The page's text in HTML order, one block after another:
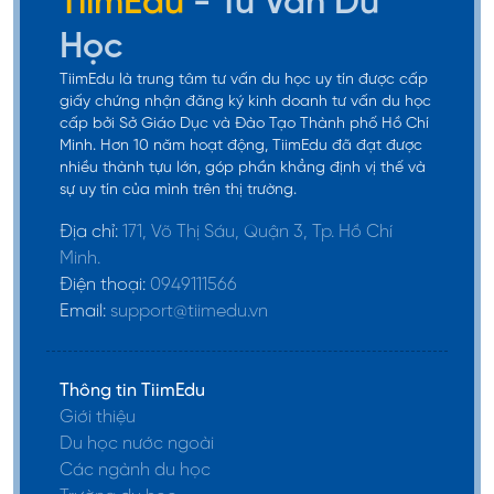
Chương trình AP tạo điều kiện cho học sinh trung
học tiếp cận với kiến thức, phương pháp học tập ở
bậc đại học, giúp các em làm quen với môi trường
học thuật chuyên sâu hơn. Bên cạnh đó, chương
trình còn rèn luyện cho học sinh những kỹ năng tư
duy phản biện, khả năng nghiên cứu độc lập, giải
quyết vấn đề một cách hiệu quả. Từ đó, học sinh
sẽ tự tin hơn khi bước vào môi trường đại học, dễ
Học
TiimEdu là trung tâm tư vấn du học uy tín được cấp
giấy chứng nhận đăng ký kinh doanh tư vấn du học
cấp bởi Sở Giáo Dục và Đào Tạo Thành phố Hồ Chí
Minh. Hơn 10 năm hoạt động, TiimEdu đã đạt được
nhiều thành tựu lớn, góp phần khẳng định vị thế và
sự uy tín của mình trên thị trường.
Địa chỉ: 171, Võ Thị Sáu, Quận 3, Tp. Hồ Chí
Minh.
Điện thoại: 0949111566
Email: support@tiimedu.vn
Thông tin TiimEdu
Giới thiệu
Du học nước ngoài
Các ngành du học